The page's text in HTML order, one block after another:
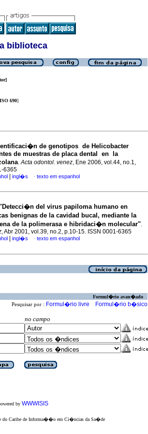
biblioteca
ISO 690]
de genotipos de Helicobacter
de muestras de placa dental en la
.Acta odontol. venez, Ene 2006, vol.44, no.1,
6365
ingl�s · texto em espanhol
del virus papiloma humano en
benignas de la cavidad bucal, mediante la
de la polimerasa e hibridaci�n molecular".
, Abr 2001, vol.39, no.2, p.10-15. ISSN 0001-6365
ingl�s · texto em espanhol
Formul�rio avan�ado
Pesquisar por : Formul�rio livre Formul�rio b�sico
no campo
by WWWISIS
do Caribe de Informa��o em Ci�ncias da Sa�de